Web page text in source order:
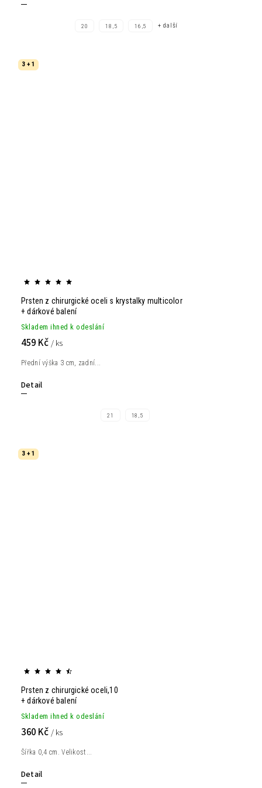
20 18,5 16,5 + další
3 + 1
Prsten z chirurgické oceli s krystalky multicolor
+ dárkové balení
Skladem ihned k odeslání
459 Kč / ks
Detail
Přední výška 3 cm, zadní...
21 18,5
3 + 1
Prsten z chirurgické oceli,10
+ dárkové balení
Skladem ihned k odeslání
360 Kč / ks
Detail
Šířka 0,4 cm. Velikost...